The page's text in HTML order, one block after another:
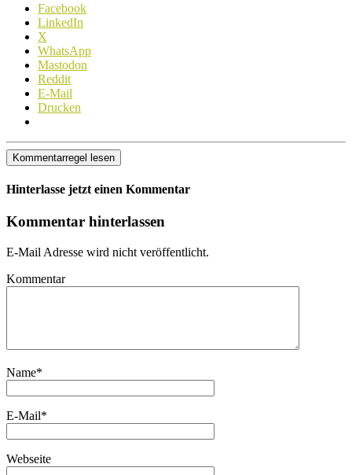
Facebook
LinkedIn
X
WhatsApp
Mastodon
Reddit
E-Mail
Drucken
Kommentarregel lesen
Hinterlasse jetzt einen Kommentar
Kommentar hinterlassen
E-Mail Adresse wird nicht veröffentlicht.
Kommentar
Name*
E-Mail*
Webseite